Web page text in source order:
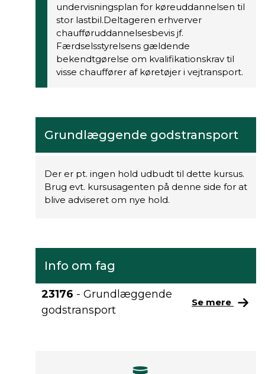
undervisningsplan for køreuddannelsen til
stor lastbil.Deltageren erhverver
chaufføruddannelsesbevis jf.
Færdselsstyrelsens gældende
bekendtgørelse om kvalifikationskrav til
visse chauffører af køretøjer i vejtransport.
Grundlæggende godstransport
Der er pt. ingen hold udbudt til dette kursus.
Brug evt. kursusagenten på denne side for at
blive adviseret om nye hold.
Info om fag
23176 - Grundlæggende
godstransport
Se mere